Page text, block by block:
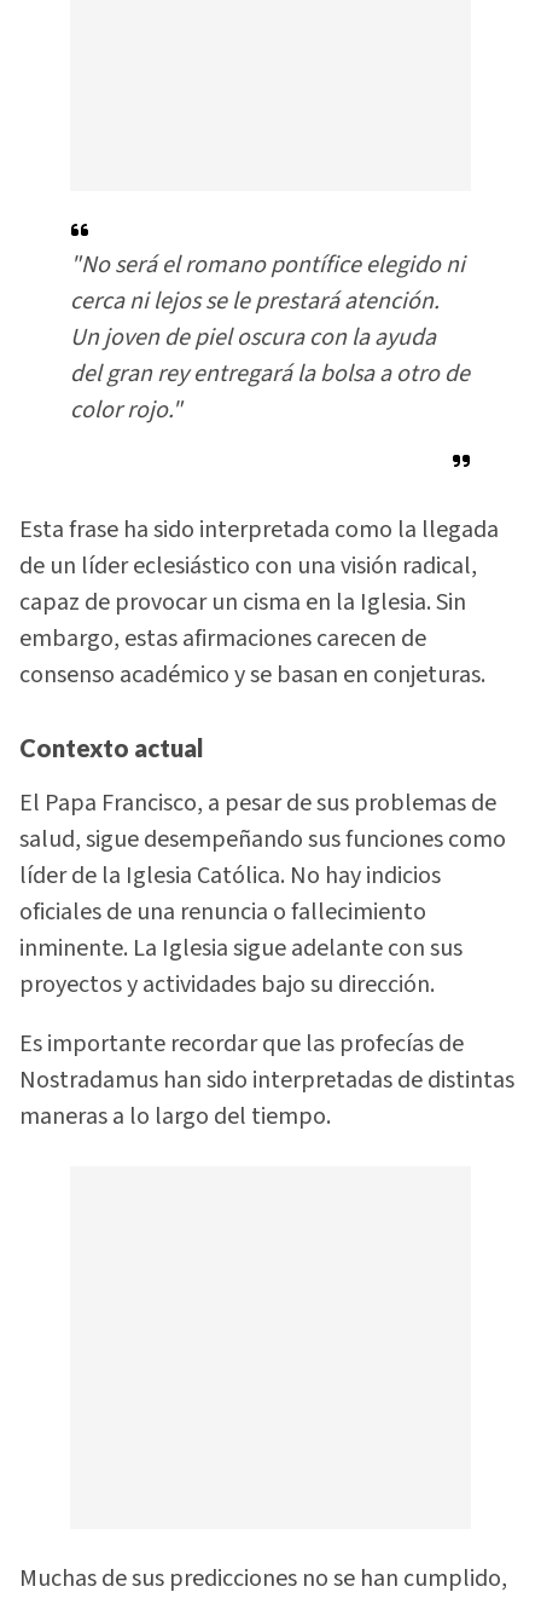
"No será el romano pontífice elegido ni
cerca ni lejos se le prestará atención.
Un joven de piel oscura con la ayuda
del gran rey entregará la bolsa a otro de
color rojo."
Esta frase ha sido interpretada como la llegada
de un líder eclesiástico con una visión radical,
capaz de provocar un cisma en la Iglesia. Sin
embargo, estas afirmaciones carecen de
consenso académico y se basan en conjeturas.
Contexto actual
El Papa Francisco, a pesar de sus problemas de
salud, sigue desempeñando sus funciones como
líder de la Iglesia Católica. No hay indicios
oficiales de una renuncia o fallecimiento
inminente. La Iglesia sigue adelante con sus
proyectos y actividades bajo su dirección.
Es importante recordar que las profecías de
Nostradamus han sido interpretadas de distintas
maneras a lo largo del tiempo.
Muchas de sus predicciones no se han cumplido,